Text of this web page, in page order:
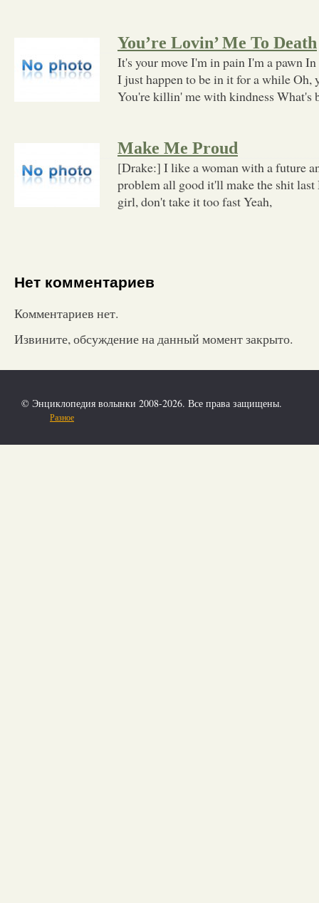
You’re Lovin’ Me To Death
It's your move I'm in pain I'm a pawn
I just happen to be in it for a while Oh,
You're killin' me with kindness What's
Make Me Proud
[Drake:] I like a woman with a future
problem all good it'll make the shit last
girl, don't take it too fast Yeah,
Нет комментариев
Комментариев нет.
Извините, обсуждение на данный момент закрыто.
© Энциклопедия волынки 2008-2026. Все права защищены.
Разное